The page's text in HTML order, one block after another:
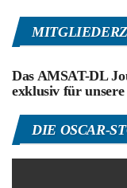
Das AMSAT-DL
exklusiv für
DIE OSCAR-